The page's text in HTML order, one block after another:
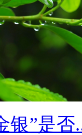
银”是否